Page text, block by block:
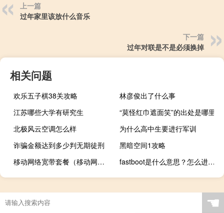
上一篇
过年家里该放什么音乐
下一篇
过年对联是不是必须换掉
相关问题
欢乐五子棋38关攻略
林彦俊出了什么事
江苏哪些大学有研究生
“莫怪红巾遮面笑”的出处是哪里
北极风云空调怎么样
为什么高中生要进行军训
诈骗金额达到多少判无期徒刑
黑暗空间1攻略
移动网络宽带套餐（移动网络宽带）
fastboot是什么意思？怎么进去怎么出来？
☚